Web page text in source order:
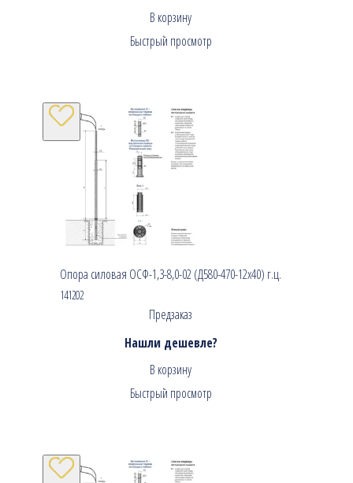
В корзину
Быстрый просмотр
Опора силовая ОСФ-1,3-8,0-02 (Д580-470-12х40) г.ц.
141202
Предзаказ
Нашли дешевле?
В корзину
Быстрый просмотр